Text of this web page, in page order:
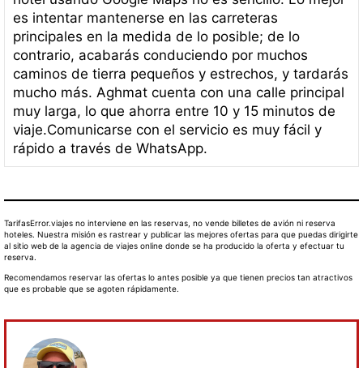
es intentar mantenerse en las carreteras
principales en la medida de lo posible; de ​​lo
contrario, acabarás conduciendo por muchos
caminos de tierra pequeños y estrechos, y tardarás
mucho más. Aghmat cuenta con una calle principal
muy larga, lo que ahorra entre 10 y 15 minutos de
viaje.Comunicarse con el servicio es muy fácil y
rápido a través de WhatsApp.
TarifasError.viajes no interviene en las reservas, no vende billetes de avión ni reserva
hoteles. Nuestra misión es rastrear y publicar las mejores ofertas para que puedas dirigirte
al sitio web de la agencia de viajes online donde se ha producido la oferta y efectuar tu
reserva.
Recomendamos reservar las ofertas lo antes posible ya que tienen precios tan atractivos
que es probable que se agoten rápidamente.